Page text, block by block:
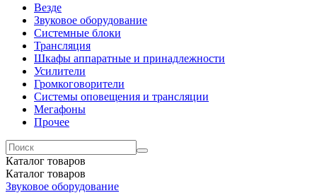
Везде
Звуковое оборудование
Системные блоки
Трансляция
Шкафы аппаратные и принадлежности
Усилители
Громкоговорители
Системы оповещения и трансляции
Мегафоны
Прочее
Каталог товаров
Каталог товаров
Звуковое оборудование